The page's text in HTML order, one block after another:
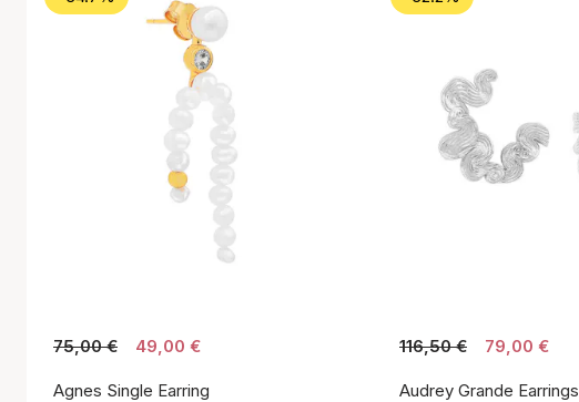
75,00 € 49,00 €
Agnes Single Earring
116,50 € 79,00 €
Audrey Grande Earrings